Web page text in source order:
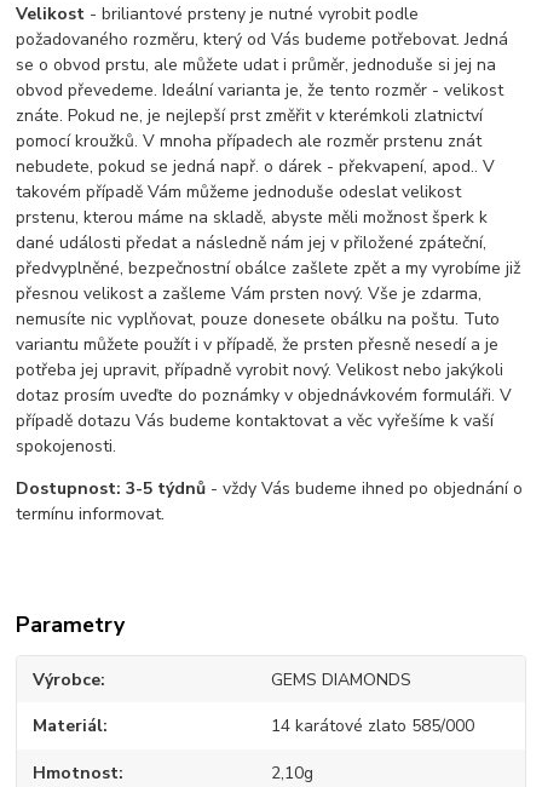
Velikost - briliantové prsteny je nutné vyrobit podle
požadovaného rozměru, který od Vás budeme potřebovat. Jedná
se o obvod prstu, ale můžete udat i průměr, jednoduše si jej na
obvod převedeme. Ideální varianta je, že tento rozměr - velikost
znáte. Pokud ne, je nejlepší prst změřit v kterémkoli zlatnictví
pomocí kroužků. V mnoha případech ale rozměr prstenu znát
nebudete, pokud se jedná např. o dárek - překvapení, apod.. V
takovém případě Vám můžeme jednoduše odeslat velikost
prstenu, kterou máme na skladě, abyste měli možnost šperk k
dané události předat a následně nám jej v přiložené zpáteční,
předvyplněné, bezpečnostní obálce zašlete zpět a my vyrobíme již
přesnou velikost a zašleme Vám prsten nový. Vše je zdarma,
nemusíte nic vyplňovat, pouze donesete obálku na poštu. Tuto
variantu můžete použít i v případě, že prsten přesně nesedí a je
potřeba jej upravit, případně vyrobit nový. Velikost nebo jakýkoli
dotaz prosím uveďte do poznámky v objednávkovém formuláři. V
případě dotazu Vás budeme kontaktovat a věc vyřešíme k vaší
spokojenosti.
Dostupnost:3-5 týdnů - vždy Vás budeme ihned po objednání o
termínu informovat.
Parametry
Výrobce GEMS DIAMONDS
Materiál 14 karátové zlato 585/000
Hmotnost 2,10g